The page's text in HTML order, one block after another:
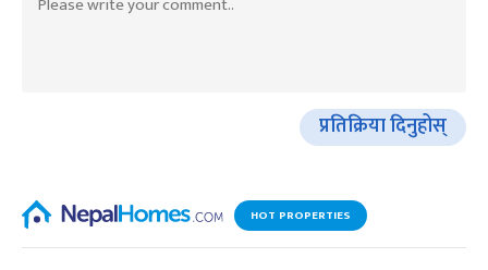
प्रतिक्रिया दिनुहोस्
HOT PROPERTIES